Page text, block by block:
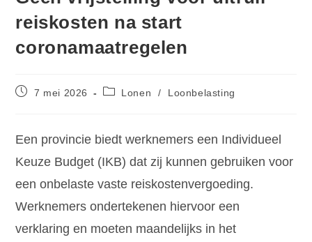
reiskosten na start
coronamaatregelen
7 mei 2026 Lonen / Loonbelasting
Een provincie biedt werknemers een Individueel
Keuze Budget (IKB) dat zij kunnen gebruiken voor
een onbelaste vaste reiskostenvergoeding.
Werknemers ondertekenen hiervoor een
verklaring en moeten maandelijks in het